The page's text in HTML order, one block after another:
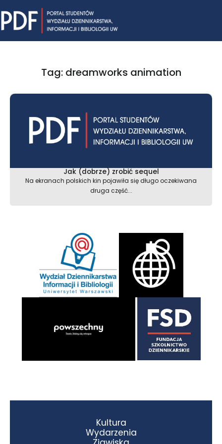
to
content
Tag: dreamworks animation
Jak (dobrze) zrobić sequel
Na ekranach polskich kin pojawiła się długo oczekiwana
druga część...
Kultura
Wydarzenia